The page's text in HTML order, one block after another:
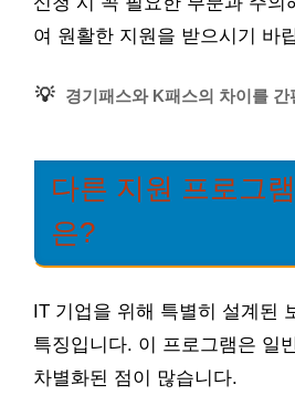
여 원활한 지원을 받으시기 바
💡 경기패스와 K패스의 차이를 간
다른 지원 프로그
은?
IT 기업을 위해 특별히 설계된
특징입니다. 이 프로그램은 일
차별화된 점이 많습니다.